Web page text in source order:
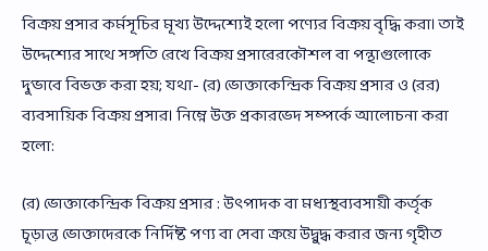
বিক্রয় প্রসার কর্মসূচির মূখ্য উদ্দেশ্যেই হলো পণ্যের বিক্রয় বৃদ্ধি করা। তাই
উদ্দেশ্যের সাথে সঙ্গতি রেখে বিক্রয় প্রসারেরকৌশল বা পন্থাগুলোকে
দু’ভাবে বিভক্ত করা হয়; যথা- (র) ভোক্তাকেন্দ্রিক বিক্রয় প্রসার ও (রর)
ব্যবসায়িক বিক্রয় প্রসার। নিম্নে উক্ত প্রকারভেদ সম্পর্কে আলোচনা করা
হলো:
(র) ভোক্তাকেন্দ্রিক বিক্রয় প্রসার : উৎপাদক বা মধ্যস্থব্যবসায়ী কর্তৃক
চূড়ান্ত ভোক্তাদেরকে নির্দিষ্ট পণ্য বা সেবা ক্রয়ে উদ্বুদ্ধ করার জন্য গৃহীত